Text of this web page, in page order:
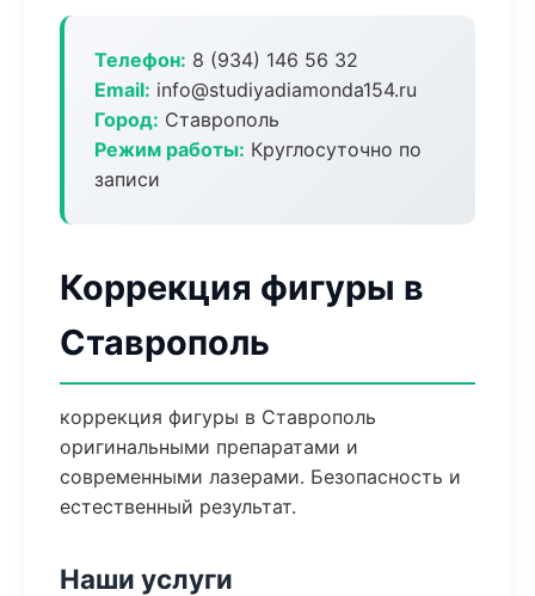
Телефон: 8 (934) 146 56 32
Email: info@studiyadiamonda154.ru
Город: Ставрополь
Режим работы: Круглосуточно по
записи
Коррекция фигуры в
Ставрополь
коррекция фигуры в Ставрополь
оригинальными препаратами и
современными лазерами. Безопасность и
естественный результат.
Наши услуги